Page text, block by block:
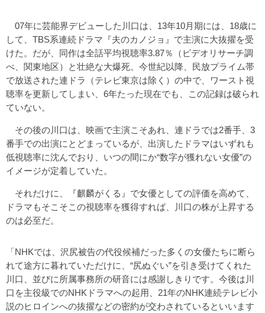
07年に芸能界デビューした川口は、13年10月期には、18歳に
して、TBS系連続ドラマ『夫のカノジョ』で主演に大抜擢を受
けた。だが、同作は全話平均視聴率3.87％（ビデオリサーチ調
べ、関東地区）と壮絶な大爆死。今世紀以降、民放プライム帯
で放送された連ドラ（テレビ東京は除く）の中で、ワースト視
聴率を更新してしまい、6年たった現在でも、この記録は破られ
ていない。
その後の川口は、映画で主演こそあれ、連ドラでは2番手、3
番手での出演にとどまっているが、出演したドラマはいずれも
低視聴率に沈んでおり、いつの間にか“数字が獲れない女優”の
イメージが定着していた。
それだけに、『麒麟がくる』で女優としての評価を高めて、
ドラマもそこそこの視聴率を獲得すれば、川口の株が上昇する
のは必至だ。
「NHKでは、沢尻被告の代役候補だった多くの女優たちに断ら
れて途方に暮れていただけに、“尻ぬぐい”を引き受けてくれた
川口、並びに所属事務所の研音には感謝しきりです。今後は川
口を主役級でのNHKドラマへの起用、21年のNHK連続テレビ小
説のヒロインへの抜擢などの密約が交わされているといいます